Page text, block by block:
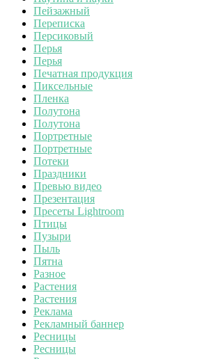
Пейзажный
Переписка
Персиковый
Перья
Перья
Печатная продукция
Пиксельные
Пленка
Полутона
Полутона
Портретные
Портретные
Потеки
Праздники
Превью видео
Презентация
Пресеты Lightroom
Птицы
Пузыри
Пыль
Пятна
Разное
Растения
Растения
Реклама
Рекламный баннер
Ресницы
Ресницы